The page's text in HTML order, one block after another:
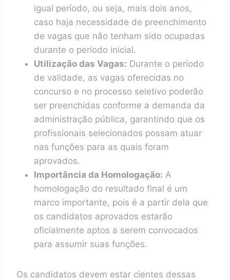
igual período, ou seja, mais dois anos,
caso haja necessidade de preenchimento
de vagas que não tenham sido ocupadas
durante o período inicial.
Utilização das Vagas: Durante o período
de validade, as vagas oferecidas no
concurso e no processo seletivo poderão
ser preenchidas conforme a demanda da
administração pública, garantindo que os
profissionais selecionados possam atuar
nas funções para as quais foram
aprovados.
Importância da Homologação: A
homologação do resultado final é um
marco importante, pois é a partir dela que
os candidatos aprovados estarão
oficialmente aptos a serem convocados
para assumir suas funções.
Os candidatos devem estar cientes dessas